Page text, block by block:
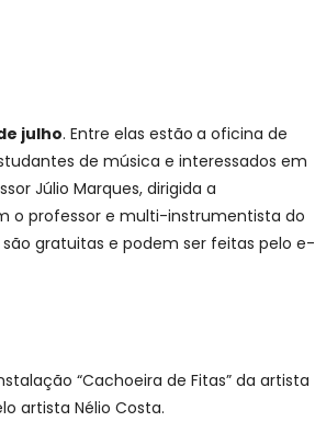
julho. Entre elas estão a oficina de
de música e interessados em
Júlio Marques, dirigida a
o professor e multi-instrumentista do
são gratuitas e podem ser feitas pelo e-
“Cachoeira de Fitas” da artista
artista Nélio Costa.